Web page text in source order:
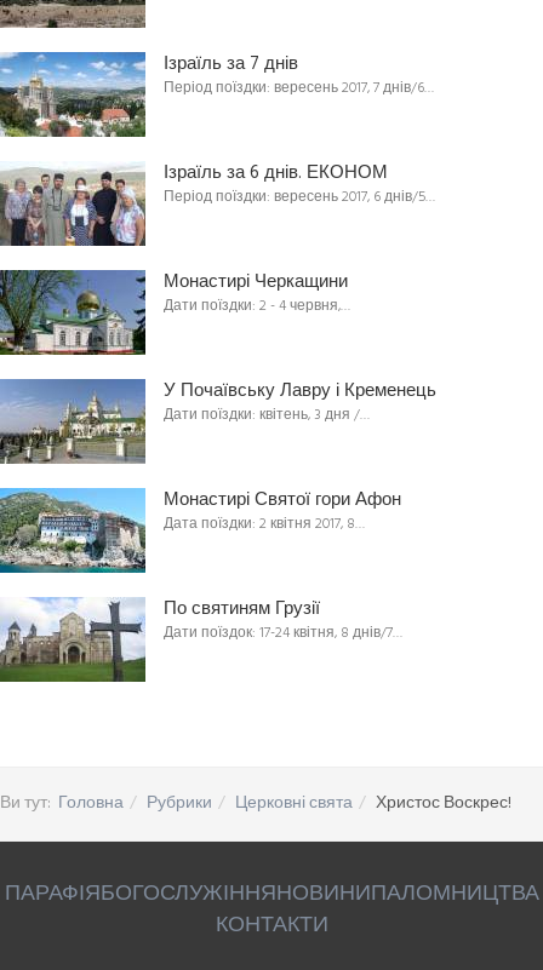
Ізраїль за 7 днів
Період поїздки: вересень 2017, 7 днів/6…
Ізраїль за 6 днів. ЕКОНОМ
Період поїздки: вересень 2017, 6 днів/5…
Монастирі Черкащини
Дати поїздки: 2 - 4 червня,…
У Почаївську Лавру і Кременець
Дати поїздки: квітень, 3 дня /…
Монастирі Святої гори Афон
Дата поїздки: 2 квітня 2017, 8…
По святиням Грузії
Дати поїздок: 17-24 квітня, 8 днів/7…
Ви тут: Головна Рубрики Церковні свята Христос Воскрес!
ПАРАФІЯБОГОСЛУЖІННЯНОВИНИПАЛОМНИЦТВА
КОНТАКТИ